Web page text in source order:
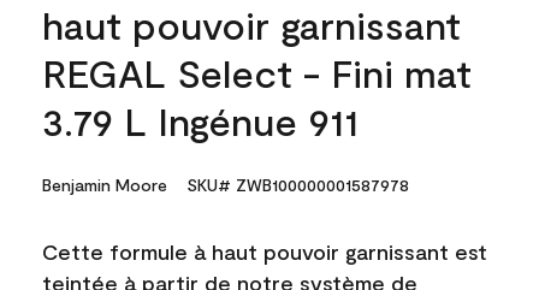
haut pouvoir garnissant
REGAL Select - Fini mat
3.79 L Ingénue 911
Benjamin Moore SKU# ZWB100000001587978
Cette formule à haut pouvoir garnissant est
teintée à partir de notre système de